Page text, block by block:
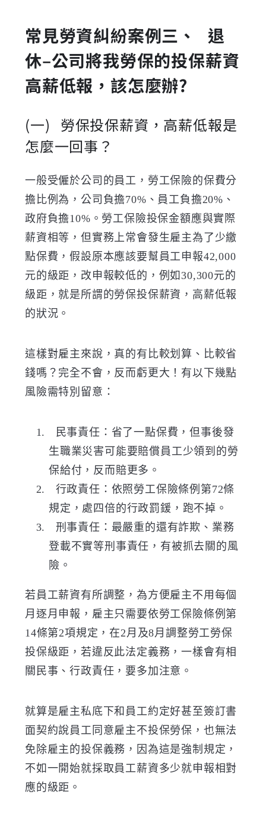
常見勞資糾紛案例三、
退
休–公司將我勞保的投保薪資
高薪低報，該怎麼辦?
(一) 勞保投保薪資，高薪低報是
怎麼一回事？
一般受僱於公司的員工，勞工保險的保費分
擔比例為，公司負擔70%、員工負擔20%、
政府負擔10%。勞工保險投保金額應與實際
薪資相等，但實務上常會發生雇主為了少繳
點保費，假設原本應該要幫員工申報42,000
元的級距，改申報較低的，例如30,300元的
級距，就是所謂的勞保投保薪資，高薪低報
的狀況。
這樣對雇主來說，真的有比較划算、比較省
錢嗎？完全不會，反而虧更大！有以下幾點
風險需特別留意：
民事責任：省了一點保費，但事後發
生職業災害可能要賠償員工少領到的勞
保給付，反而賠更多。
行政責任：依照勞工保險條例第72條
規定，處四倍的行政罰鍰，跑不掉。
刑事責任：最嚴重的還有詐欺、業務
登載不實等刑事責任，有被抓去關的風
險。
若員工薪資有所調整，為方便雇主不用每個
月逐月申報，雇主只需要依勞工保險條例第
14條第2項規定，在2月及8月調整勞工勞保
投保級距，若違反此法定義務，一樣會有相
關民事、行政責任，要多加注意 。
就算是雇主私底下和員工約定好甚至簽訂書
面契約說員工同意雇主不投保勞保，也無法
免除雇主的投保義務，因為這是強制規定，
不如一開始就採取員工薪資多少就申報相對
應的級距 。